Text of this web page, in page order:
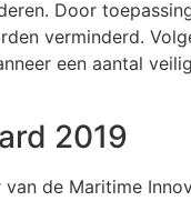
Door
verminderd.
een aantal
2019
van de Maritime